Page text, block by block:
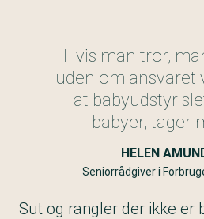
Hvis man tror,
uden om ansvaret
at babyudstyr
babyer, tager
HELEN
Seniorrådgiver i
Sut og rangler der ikke er